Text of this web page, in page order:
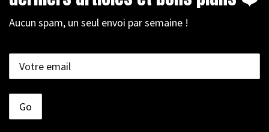
Aucun spam, un seul envoi par semaine !